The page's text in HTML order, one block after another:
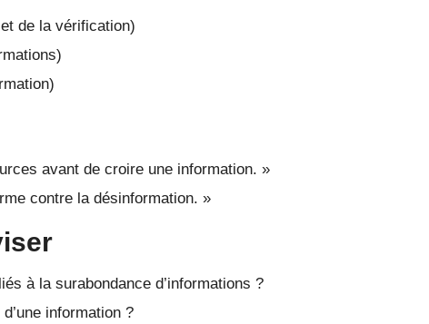
de la vérification)
avant de croire une information. »
contre la désinformation. »
à la surabondance d’informations ?
information ?